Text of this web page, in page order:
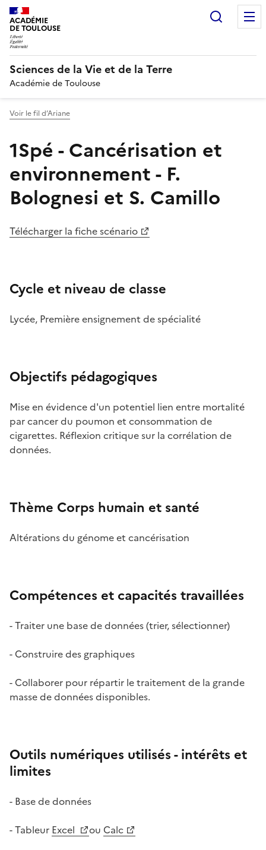
ACADÉMIE
DE TOULOUSE
Sciences de la Vie et de la Terre
Académie de Toulouse
Voir le fil d’Ariane
1Spé - Cancérisation et
environnement - F.
Bolognesi et S. Camillo
Télécharger la fiche scénario
Cycle et niveau de classe
Lycée, Première ensignement de spécialité
Objectifs pédagogiques
Mise en évidence d'un potentiel lien entre mortalité
par cancer du poumon et consommation de
cigarettes. Réflexion critique sur la corrélation de
données.
Thème Corps humain et santé
Altérations du génome et cancérisation
Compétences et capacités travaillées
- Traiter une base de données (trier, sélectionner)
- Construire des graphiques
- Collaborer pour répartir le traitement de la grande
masse de données disponibles.
Outils numériques utilisés - intérêts et
limites
- Base de données
- Tableur Excel ou Calc